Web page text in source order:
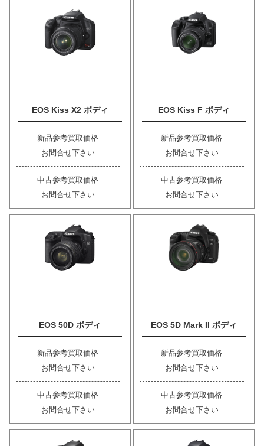
EOS Kiss X2 ボディ
新品参考買取価格
お問合せ下さい
中古参考買取価格
お問合せ下さい
EOS Kiss F ボディ
新品参考買取価格
お問合せ下さい
中古参考買取価格
お問合せ下さい
EOS 50D ボディ
新品参考買取価格
お問合せ下さい
中古参考買取価格
お問合せ下さい
EOS 5D Mark II ボディ
新品参考買取価格
お問合せ下さい
中古参考買取価格
お問合せ下さい